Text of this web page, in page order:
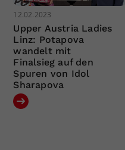
12.02.2023
Upper Austria Ladies
Linz: Potapova
wandelt mit
Finalsieg auf den
Spuren von Idol
Sharapova